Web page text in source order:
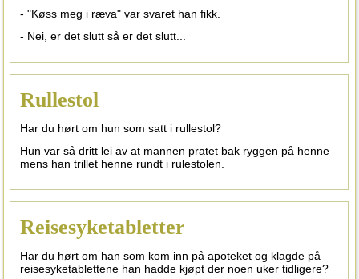
- "Køss meg i ræva" var svaret han fikk.
- Nei, er det slutt så er det slutt...
Rullestol
Har du hørt om hun som satt i rullestol?
Hun var så dritt lei av at mannen pratet bak ryggen på henne
mens han trillet henne rundt i rulestolen.
Reisesyketabletter
Har du hørt om han som kom inn på apoteket og klagde på
reisesyketablettene han hadde kjøpt der noen uker tidligere?